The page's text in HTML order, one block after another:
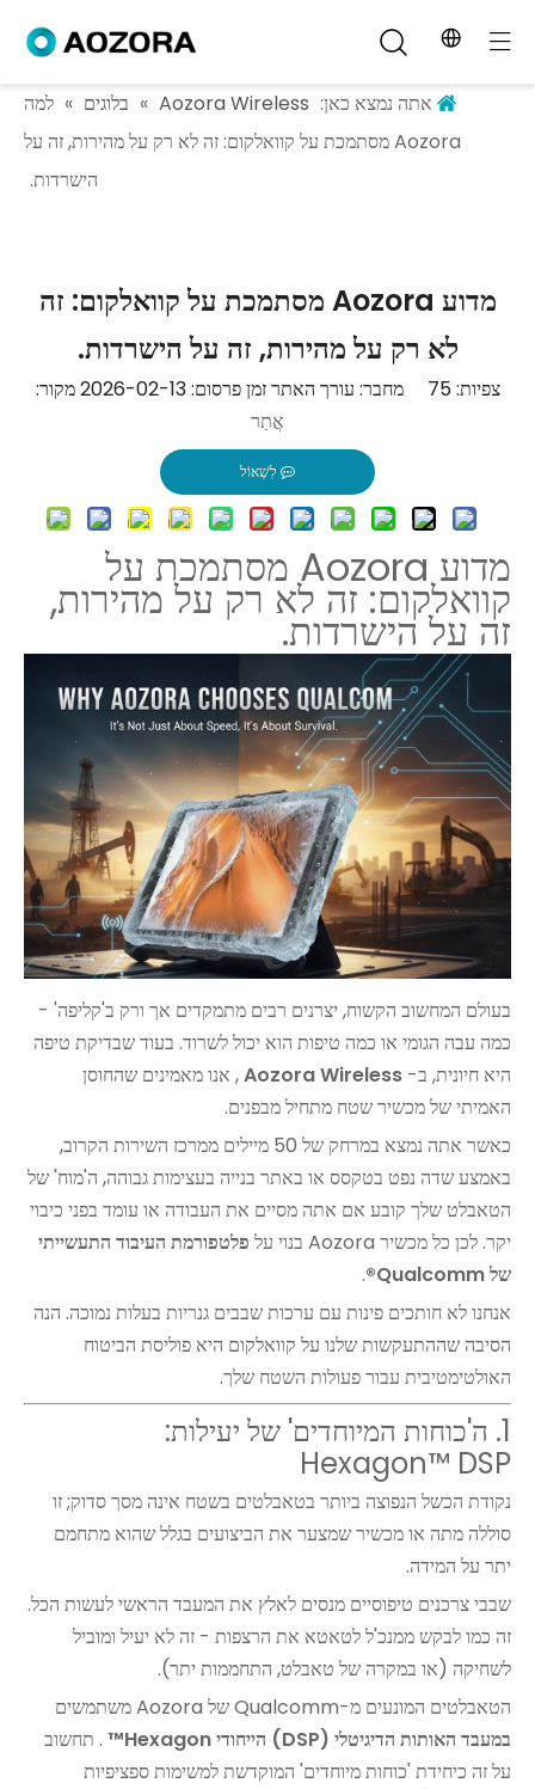
אתה נמצא כאן: Aozora Wireless
» בלוגים » למה
Aozora מסתמכת על קוואלקום: זה לא רק על מהירות, זה על
הישרדות.
מדוע Aozora מסתמכת על קוואלקום: זה
לא רק על מהירות, זה על הישרדות.
צפיות:75 מחבר: עורך האתר זמן פרסום: 2026-02-13 מקור:
אֲתַר
לִשְׁאוֹל
מדוע Aozora מסתמכת על
קוואלקום: זה לא רק על מהירות,
זה על הישרדות.
בעולם המחשוב הקשוח, יצרנים רבים מתמקדים אך ורק ב'קליפה' -
כמה עבה הגומי או כמה טיפות הוא יכול לשרוד. בעוד שבדיקת טיפה
היא חיונית, ב- Aozora Wireless, אנו מאמינים שהחוסן
האמיתי של מכשיר שטח מתחיל מבפנים.
כאשר אתה נמצא במרחק של 50 מיילים ממרכז השירות הקרוב,
באמצע שדה נפט בטקסס או באתר בנייה בעצימות גבוהה, ה'מוח' של
הטאבלט שלך קובע אם אתה מסיים את העבודה או עומד בפני כיבוי
יקר. לכן כל מכשיר Aozora בנוי על
פלטפורמת העיבוד התעשייתי
של Qualcomm®
.
אנחנו לא חותכים פינות עם ערכות שבבים גנריות בעלות נמוכה. הנה
הסיבה שההתעקשות שלנו על קוואלקום היא פוליסת הביטוח
האולטימטיבית עבור פעולות השטח שלך.
1. ה'כוחות המיוחדים' של יעילות:
Hexagon™ DSP
נקודת הכשל הנפוצה ביותר בטאבלטים בשטח אינה מסך סדוק; זו
סוללה מתה או מכשיר שמצער את הביצועים בגלל שהוא מתחמם
יתר על המידה.
שבבי צרכנים טיפוסיים מנסים לאלץ את המעבד הראשי לעשות הכל.
זה כמו לבקש ממנכ'ל לטאטא את הרצפות - זה לא יעיל ומוביל
לשחיקה (או במקרה של טאבלט, התחממות יתר).
הטאבלטים המונעים מ-Qualcomm של Aozora משתמשים
במעבד האותות הדיגיטלי (DSP) הייחודי Hexagon™
. תחשוב
על זה כיחידת 'כוחות מיוחדים' המוקדשת למשימות ספציפיות